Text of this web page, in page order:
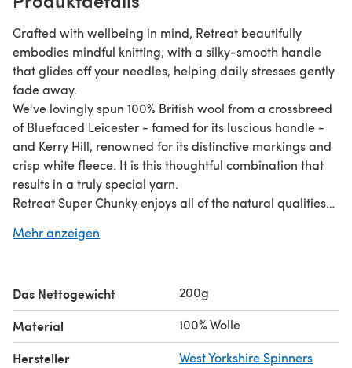
Crafted with wellbeing in mind, Retreat beautifully
embodies mindful knitting, with a silky-smooth handle
that glides off your needles, helping daily stresses gently
fade away.
We've lovingly spun 100% British wool from a crossbreed
of Bluefaced Leicester - famed for its luscious handle -
and Kerry Hill, renowned for its distinctive markings and
crisp white fleece. It is this thoughtful combination that
results in a truly special yarn.
Retreat Super Chunky enjoys all of the natural qualities
unique and luxurious hand knits.
uplift and bring you joy.
Mehr anzeigen
Das Nettogewicht 200g
Material 100% Wolle
Hersteller West Yorkshire Spinners